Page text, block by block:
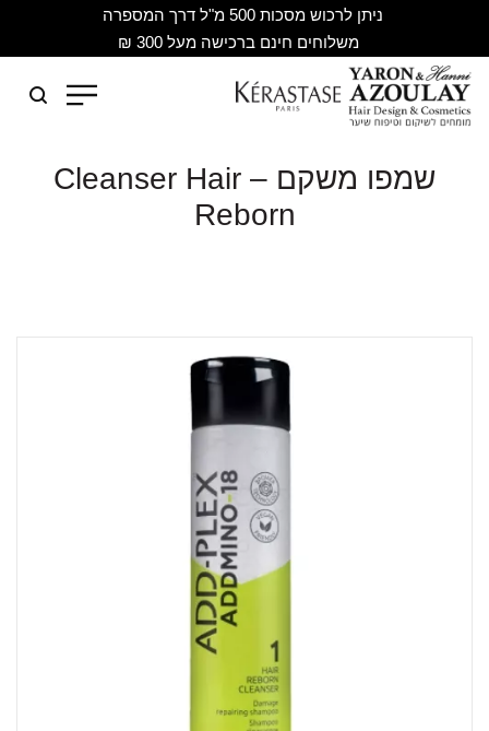
ניתן לרכוש מסכות 500 מ"ל דרך המספרה
משלוחים חינם ברכישה מעל 300 ₪
שמפו משקם – Cleanser Hair
Reborn